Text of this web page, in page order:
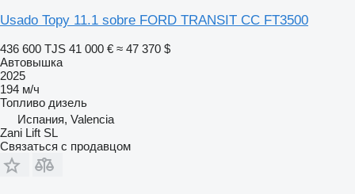
Usado Topy 11.1 sobre FORD TRANSIT CC FT3500
436 600 TJS 41 000 € ≈ 47 370 $
Автовышка
2025
194 м/ч
Топливо дизель
Испания, Valencia
Zani Lift SL
Связаться с продавцом